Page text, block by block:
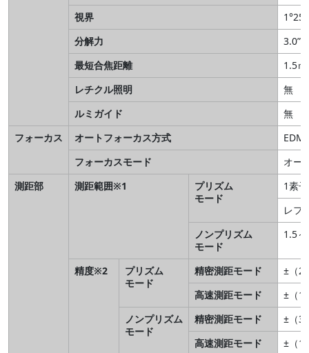
視界
1°25’
分解力
3.0”
最短合焦距離
1.5ｍ
レチクル照明
無
ルミガイド
無
フォーカス
オートフォーカス方式
EDM
フォーカスモード
オー
測距部
測距範囲※1
プリズム
モード
1素
レフ
ノンプリズム
モード
1.5
精度※2
プリズム
モード
精密測距モード
±（
高速測距モード
±（
ノンプリズム
モード
精密測距モード
±（
高速測距モード
±（